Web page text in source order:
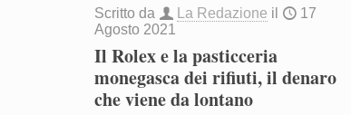
Scritto da La Redazione il
17
Agosto 2021
Il Rolex e la pasticceria
monegasca dei rifiuti, il denaro
che viene da lontano